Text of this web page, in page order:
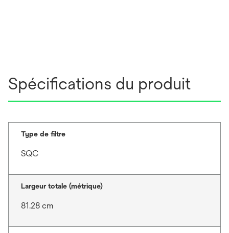
Spécifications du produit
Type de filtre
SQC
Largeur totale (métrique)
81.28 cm